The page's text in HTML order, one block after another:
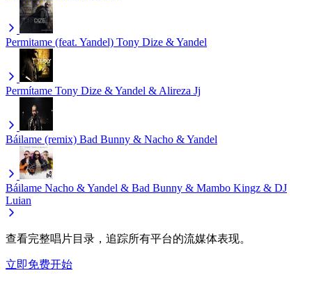
Permitame (feat. Yandel) Tony Dize & Yandel
Permítame Tony Dize & Yandel & Alireza Jj
Báilame (remix) Bad Bunny & Nacho & Yandel
Báilame Nacho & Yandel & Bad Bunny & Mambo Kingz & DJ
Luian
查看完整唱片目录，追踪所有平台的流媒体表现。
立即免费开始